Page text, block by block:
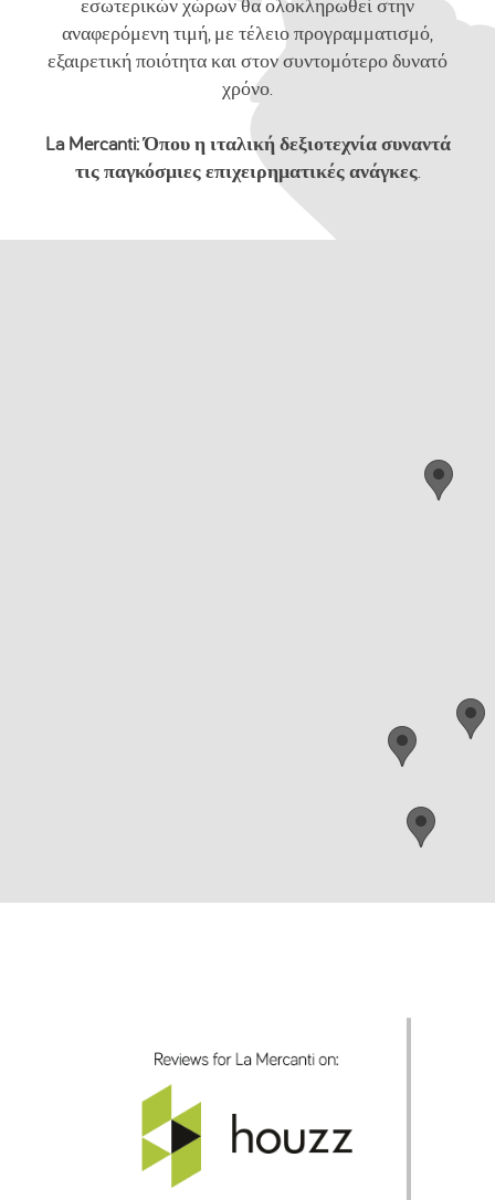
αναφερόμενη τιμή, με τέλειο προγραμματισμό,
εξαιρετική ποιότητα και στον συντομότερο δυνατό
χρόνο.
La Mercanti: Όπου η ιταλική δεξιοτεχνία συναντά
τις παγκόσμιες επιχειρηματικές ανάγκες.